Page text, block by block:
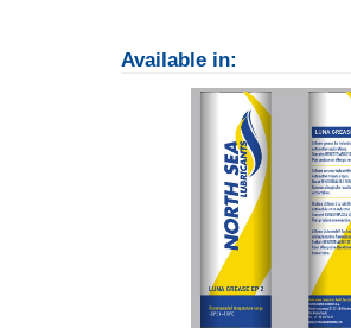
Available in: